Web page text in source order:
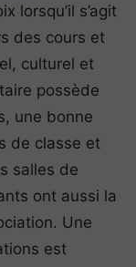
lorsqu’il s’agit
des cours et
culturel et
possède
une bonne
de classe et
salles de
ont aussi la
Une
est